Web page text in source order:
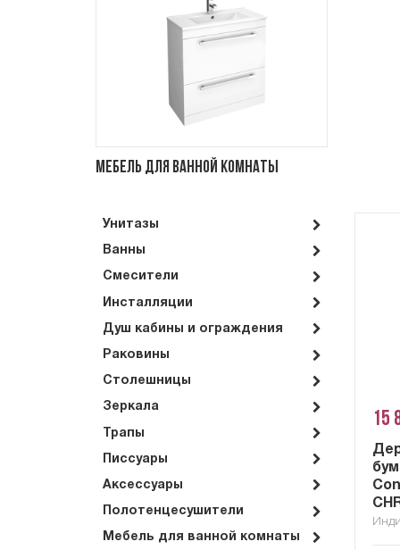
Мебель для ванной комнаты
Унитазы
Ванны
Смесители
Инсталляции
Душ кабины и ограждения
Раковины
Столешницы
Зеркала
Трапы
Писсуары
Аксессуары
Полотенцесушители
Мебель для ванной комнаты
15